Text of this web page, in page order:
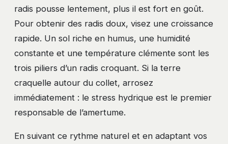
radis pousse lentement, plus il est fort en goût.
Pour obtenir des radis doux, visez une croissance
rapide. Un sol riche en humus, une humidité
constante et une température clémente sont les
trois piliers d’un radis croquant. Si la terre
craquelle autour du collet, arrosez
immédiatement : le stress hydrique est le premier
responsable de l’amertume.
En suivant ce rythme naturel et en adaptant vos